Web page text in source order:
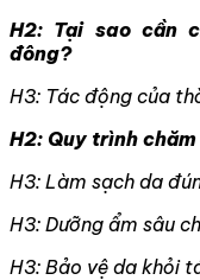
H2: Tại sao cần
đông?
H3: Tác động của
H2: Quy trình
H3: Làm sạch da
H3: Dưỡng ẩm sâu
H3: Bảo vệ da khỏi